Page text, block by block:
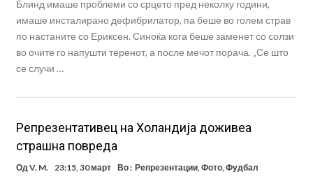
Блинд имаше проблеми со срцето пред неколку години,
имаше инсталирано дефибрилатор, па беше во голем страв
по настаните со Ериксен. Синоќа кога беше заменет со солзи
во очите го напушти теренот, а после мечот порача. „Се што
се случи …
Репрезентативец на Холандија доживеа
страшна повреда
ОдV. M. 23:15, 30 март Во : Репрезентации,Фото,Фудбал